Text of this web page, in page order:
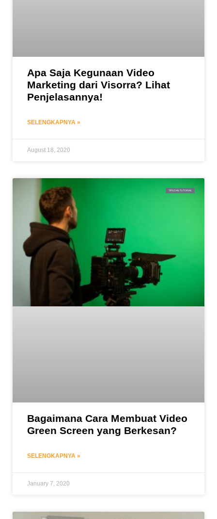
Apa Saja Kegunaan Video
Marketing dari Visorra? Lihat
Penjelasannya!
SELENGKAPNYA »
August 18, 2020
TIPS DAN TUTORIAL
Bagaimana Cara Membuat Video
Green Screen yang Berkesan?
SELENGKAPNYA »
January 7, 2020